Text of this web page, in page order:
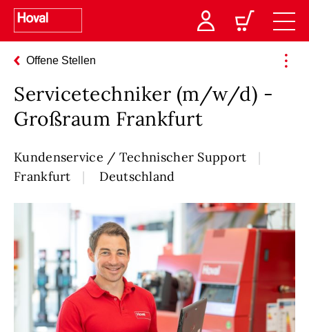
Offene Stellen
Servicetechniker (m/w/d) -
Großraum Frankfurt
Kundenservice / Technischer Support
Frankfurt
Deutschland